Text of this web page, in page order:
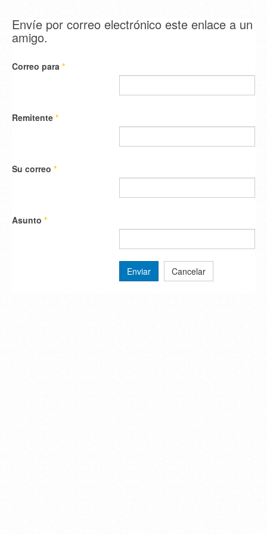
Envíe por correo electrónico este enlace a un
amigo.
Correo para *
Remitente *
Su correo *
Asunto *
Enviar Cancelar